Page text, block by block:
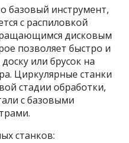
базовый инструмент,
с распиловкой
дисковым
позволяет быстро и
или брусок на
Циркулярные станки
стадии обработки,
с базовыми
станков: